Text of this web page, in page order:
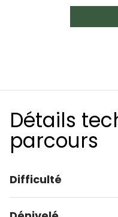
de
villages
Détails
parcours
Difficulté